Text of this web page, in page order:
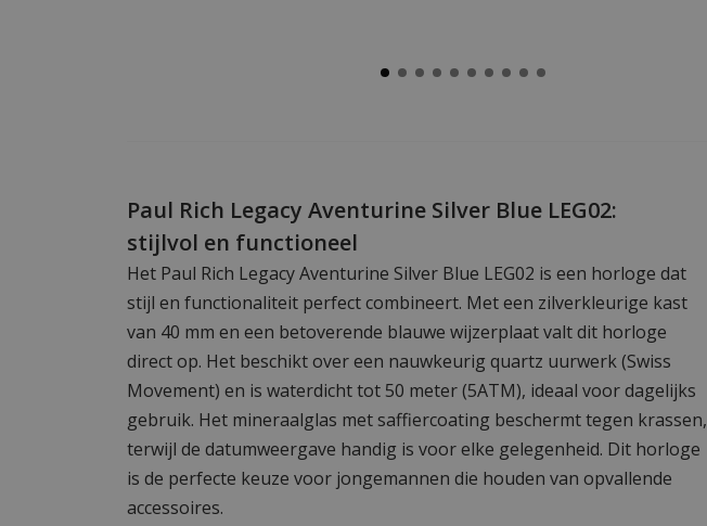
Paul Rich Legacy Aventurine Silver Blue LEG02:
stijlvol en functioneel
Het Paul Rich Legacy Aventurine Silver Blue LEG02 is een horloge dat
stijl en functionaliteit perfect combineert. Met een zilverkleurige kast
van 40 mm en een betoverende blauwe wijzerplaat valt dit horloge
direct op. Het beschikt over een nauwkeurig quartz uurwerk (Swiss
Movement) en is waterdicht tot 50 meter (5ATM), ideaal voor dagelijks
gebruik. Het mineraalglas met saffiercoating beschermt tegen krassen,
terwijl de datumweergave handig is voor elke gelegenheid. Dit horloge
is de perfecte keuze voor jongemannen die houden van opvallende
accessoires.